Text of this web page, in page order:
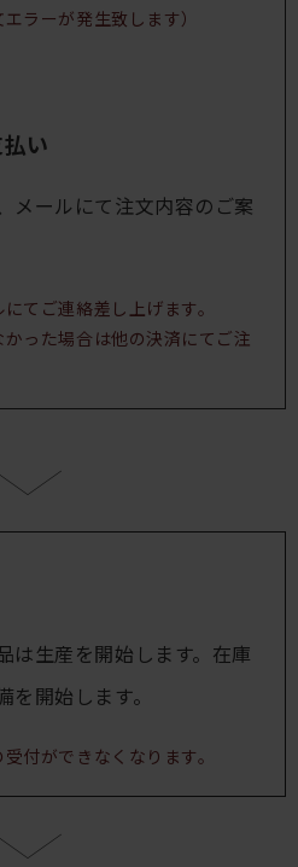
ラーが発生致します）
い
メールにて注文内容のご案
てご連絡差し上げます。
った場合は他の決済にてご注
は生産を開始します。在庫
開始します。
付ができなくなります。